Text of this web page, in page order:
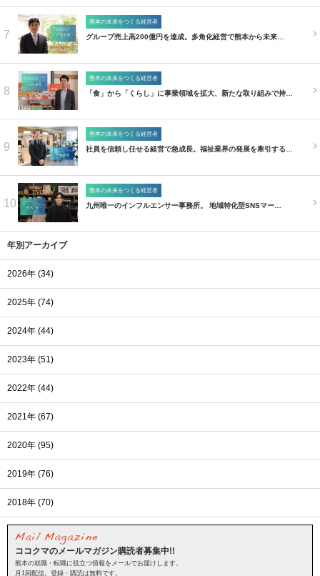
7
熊本の未来をつくる経営者
グループ売上高200億円を達成。多角化経営で熊本から未来…
8
熊本の未来をつくる経営者
「食」から「くらし」に事業領域を拡大、新たな取り組みで持…
9
熊本の未来をつくる経営者
社員を信頼し任せる経営で急成長。福祉業界の発展を牽引する…
10
熊本の未来をつくる経営者
九州唯一のインフルエンサー事務所。 地域特化型SNSマー…
年別アーカイブ
2026年 (34)
2025年 (74)
2024年 (44)
2023年 (51)
2022年 (44)
2021年 (67)
2020年 (95)
2019年 (76)
2018年 (70)
ココクマのメールマガジン購読者募集中!!
熊本の就職・転職に役立つ情報をメールでお届けします。
月1回配信。登録・購読は無料です。